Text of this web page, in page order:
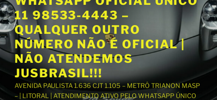
a
o
c
o
n
t
ú
11 98533-4443 –
QUALQUER OUTRO
NÚMERO NÃO É OFICIAL |
NÃO ATENDEMOS
JUSBRASIL!!!
AVENIDA PAULISTA 1.636 CJT 1.105 – METRÔ TRIANON MASP
– | LITORAL | ATENDIMENTO ATIVO PELO WHATSAPP ÚNICO